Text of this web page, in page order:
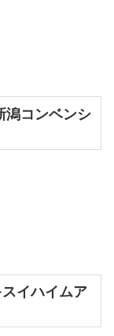
潟コンベンシ
イハイムア